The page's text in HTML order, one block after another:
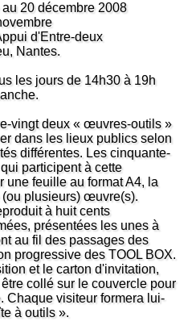
20 décembre 2008
d'Entre-deux
Nantes.
les jours de 14h30 à 19h
vingt deux « œuvres-outils »
dans les lieux publics selon
différentes. Les cinquante-
participent à cette
une feuille au format A4, la
plusieurs) œuvre(s).
à huit cents
présentées les unes à
au fil des passages des
progressive des TOOL BOX.
et le carton d'invitation,
collé sur le couvercle pour
Chaque visiteur formera lui-
à outils ».